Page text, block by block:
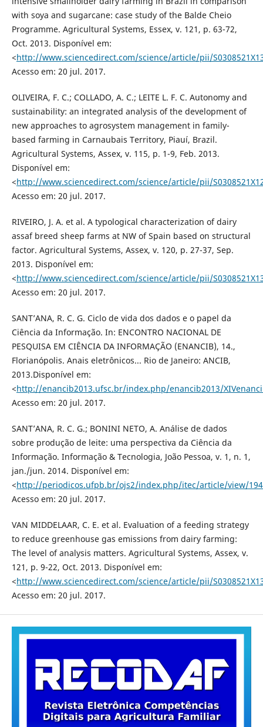
with soya and sugarcane: case study of the Balde Cheio
Programme. Agricultural Systems, Essex, v. 121, p. 63-72,
Oct. 2013. Disponível em:
<http://www.sciencedirect.com/science/article/pii/
Acesso em: 20 jul. 2017.
OLIVEIRA, F. C.; COLLADO, A. C.; LEITE L. F. C. Autonomy and
sustainability: an integrated analysis of the development of
new approaches to agrosystem management in family-
based farming in Carnaubais Territory, Piauí, Brazil.
Agricultural Systems, Assex, v. 115, p. 1-9, Feb. 2013.
Disponível em:
<http://www.sciencedirect.com/science/article/pii/
Acesso em: 20 jul. 2017.
RIVEIRO, J. A. et al. A typological characterization of dairy
assaf breed sheep farms at NW of Spain based on structural
factor. Agricultural Systems, Assex, v. 120, p. 27-37, Sep.
2013. Disponível em:
<http://www.sciencedirect.com/science/article/pii/
Acesso em: 20 jul. 2017.
SANT’ANA, R. C. G. Ciclo de vida dos dados e o papel da
Ciência da Informação. In: ENCONTRO NACIONAL DE
PESQUISA EM CIÊNCIA DA INFORMAÇÃO (ENANCIB), 14.,
Florianópolis. Anais eletrônicos... Rio de Janeiro: ANCIB,
2013.Disponível em:
<http://enancib2013.ufsc.br/index.php/enancib2013/
Acesso em: 20 jul. 2017.
SANT’ANA, R. C. G.; BONINI NETO, A. Análise de dados
sobre produção de leite: uma perspectiva da Ciência da
Informação. Informação & Tecnologia, João Pessoa, v. 1, n. 1,
jan./jun. 2014. Disponível em:
<http://periodicos.ufpb.br/ojs2/index.php/itec/article/view/
Acesso em: 20 jul. 2017.
VAN MIDDELAAR, C. E. et al. Evaluation of a feeding strategy
to reduce greenhouse gas emissions from dairy farming:
The level of analysis matters. Agricultural Systems, Assex, v.
121, p. 9-22, Oct. 2013. Disponível em:
<http://www.sciencedirect.com/science/article/pii/
Acesso em: 20 jul. 2017.